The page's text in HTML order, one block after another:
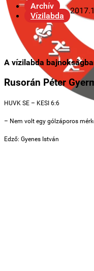
Archív
Vízilabda
A vízilabda
Rusorán Péter
HUVK SE – KESI 6:6
– Nem volt egy gólzáporos
Edző: Gyenes István